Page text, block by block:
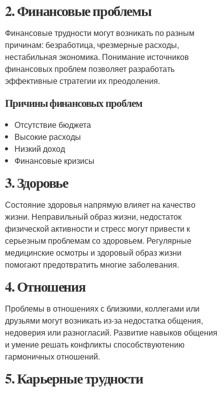
2. Финансовые проблемы
Финансовые трудности могут возникать по разным
причинам: безработица, чрезмерные расходы,
нестабильная экономика. Понимание источников
финансовых проблем позволяет разработать
эффективные стратегии их преодоления.
Причины финансовых проблем
Отсутствие бюджета
Высокие расходы
Низкий доход
Финансовые кризисы
3. Здоровье
Состояние здоровья напрямую влияет на качество
жизни. Неправильный образ жизни, недостаток
физической активности и стресс могут привести к
серьезным проблемам со здоровьем. Регулярные
медицинские осмотры и здоровый образ жизни
помогают предотвратить многие заболевания.
4. Отношения
Проблемы в отношениях с близкими, коллегами или
друзьями могут возникать из-за недостатка общения,
недоверия или разногласий. Развитие навыков общения
и умение решать конфликты способствуютению
гармоничных отношений.
5. Карьерные трудности